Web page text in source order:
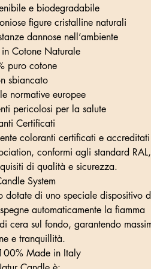
e biodegradabile
figure cristalline naturali
dannose nell’ambiente
Cotone Naturale
puro cotone
sbiancato
normative europee
pericolosi per la salute
Certificati
coloranti certificati e accreditati
conformi agli standard RAL,
di qualità e sicurezza.
System
dotate di uno speciale dispositivo
automaticamente la fiamma
cera sul fondo, garantendo
e tranquillità.
Made in Italy